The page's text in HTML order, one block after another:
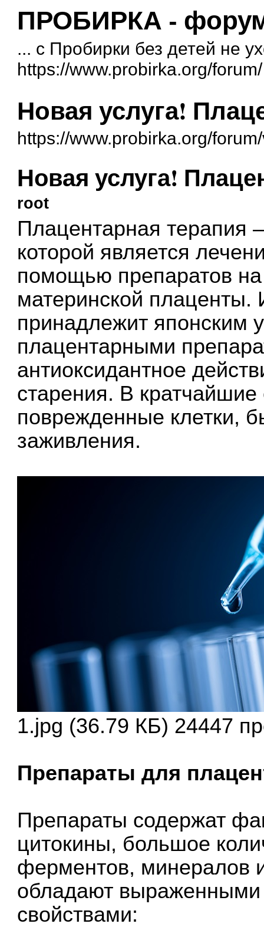
ПРОБИРКА - форум
... с Пробирки без детей не
https://www.probirka.org/forum/
Новая услуга!
https://www.probirka.org/
Новая услуга!
root
Плацентарная терапия
которой является
помощью препаратов на
материнской плаценты.
принадлежит японским
плацентарными
антиоксидантное
старения. В кратчайшие
поврежденные клетки,
заживления.
1.jpg (36.79 КБ) 24447
Препараты для
Препараты содержат
цитокины, большое
ферментов, минералов
обладают выраженными
свойствами: